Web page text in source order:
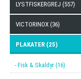
LYSTFISKERGREJ (557)
VICTORINOX (36)
PLAKATER (25)
- Fisk & Skaldyr (16)